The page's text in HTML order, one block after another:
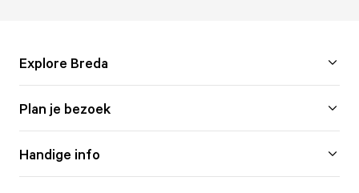
Explore Breda
Plan je bezoek
Handige info